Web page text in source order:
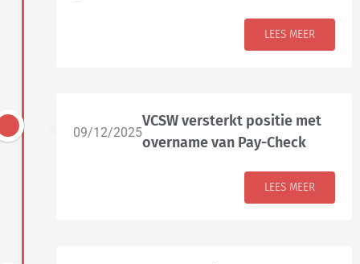
LEES MEER
09/12/2025
VCSW versterkt positie met
overname van Pay-Check
LEES MEER